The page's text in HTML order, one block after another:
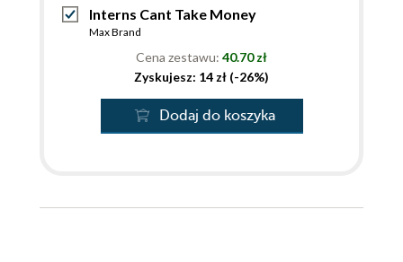
Interns Cant Take Money
Max Brand
Cena zestawu: 40.70 zł
Zyskujesz: 14 zł (-26%)
Dodaj do koszyka